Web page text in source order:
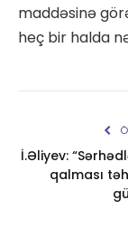
maddəsinə
heç bir halda
İ.Əliyev:
qalması